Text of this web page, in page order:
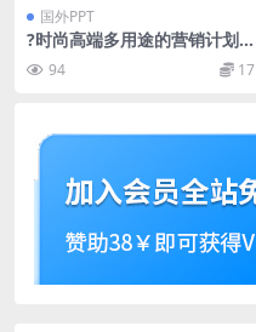
国外PPT
?时尚高端多用途的营销计划
战略商业计划提案大数据pow
erpoint幻灯片演示模板（ppt
94 17